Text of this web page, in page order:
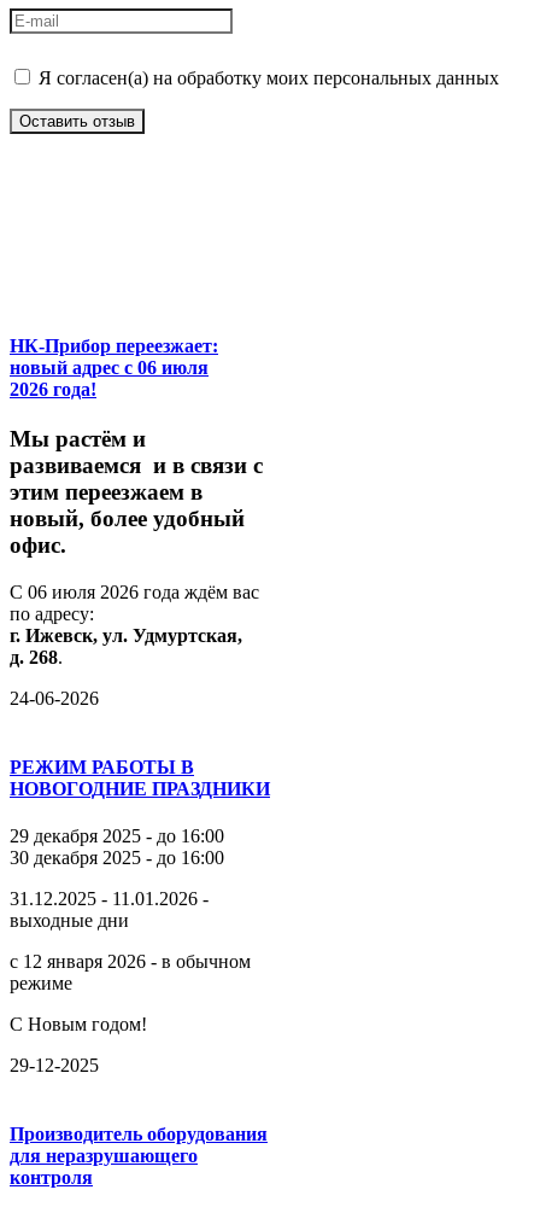
Я согласен(а) на обработку моих персональных данных
Оставить отзыв
НК-Прибор переезжает:
новый адрес с 06 июля
2026 года!
Мы растём и
развиваемся и в связи с
этим переезжаем в
новый, более удобный
офис.
С 06 июля 2026 года ждём вас
по адресу:
г. Ижевск, ул. Удмуртская,
д. 268.
24-06-2026
РЕЖИМ РАБОТЫ В
НОВОГОДНИЕ ПРАЗДНИКИ
29 декабря 2025 - до 16:00
30 декабря 2025 - до 16:00
31.12.2025 - 11.01.2026 -
выходные дни
с 12 января 2026 - в обычном
режиме
С Новым годом!
29-12-2025
Производитель оборудования
для неразрушающего
контроля